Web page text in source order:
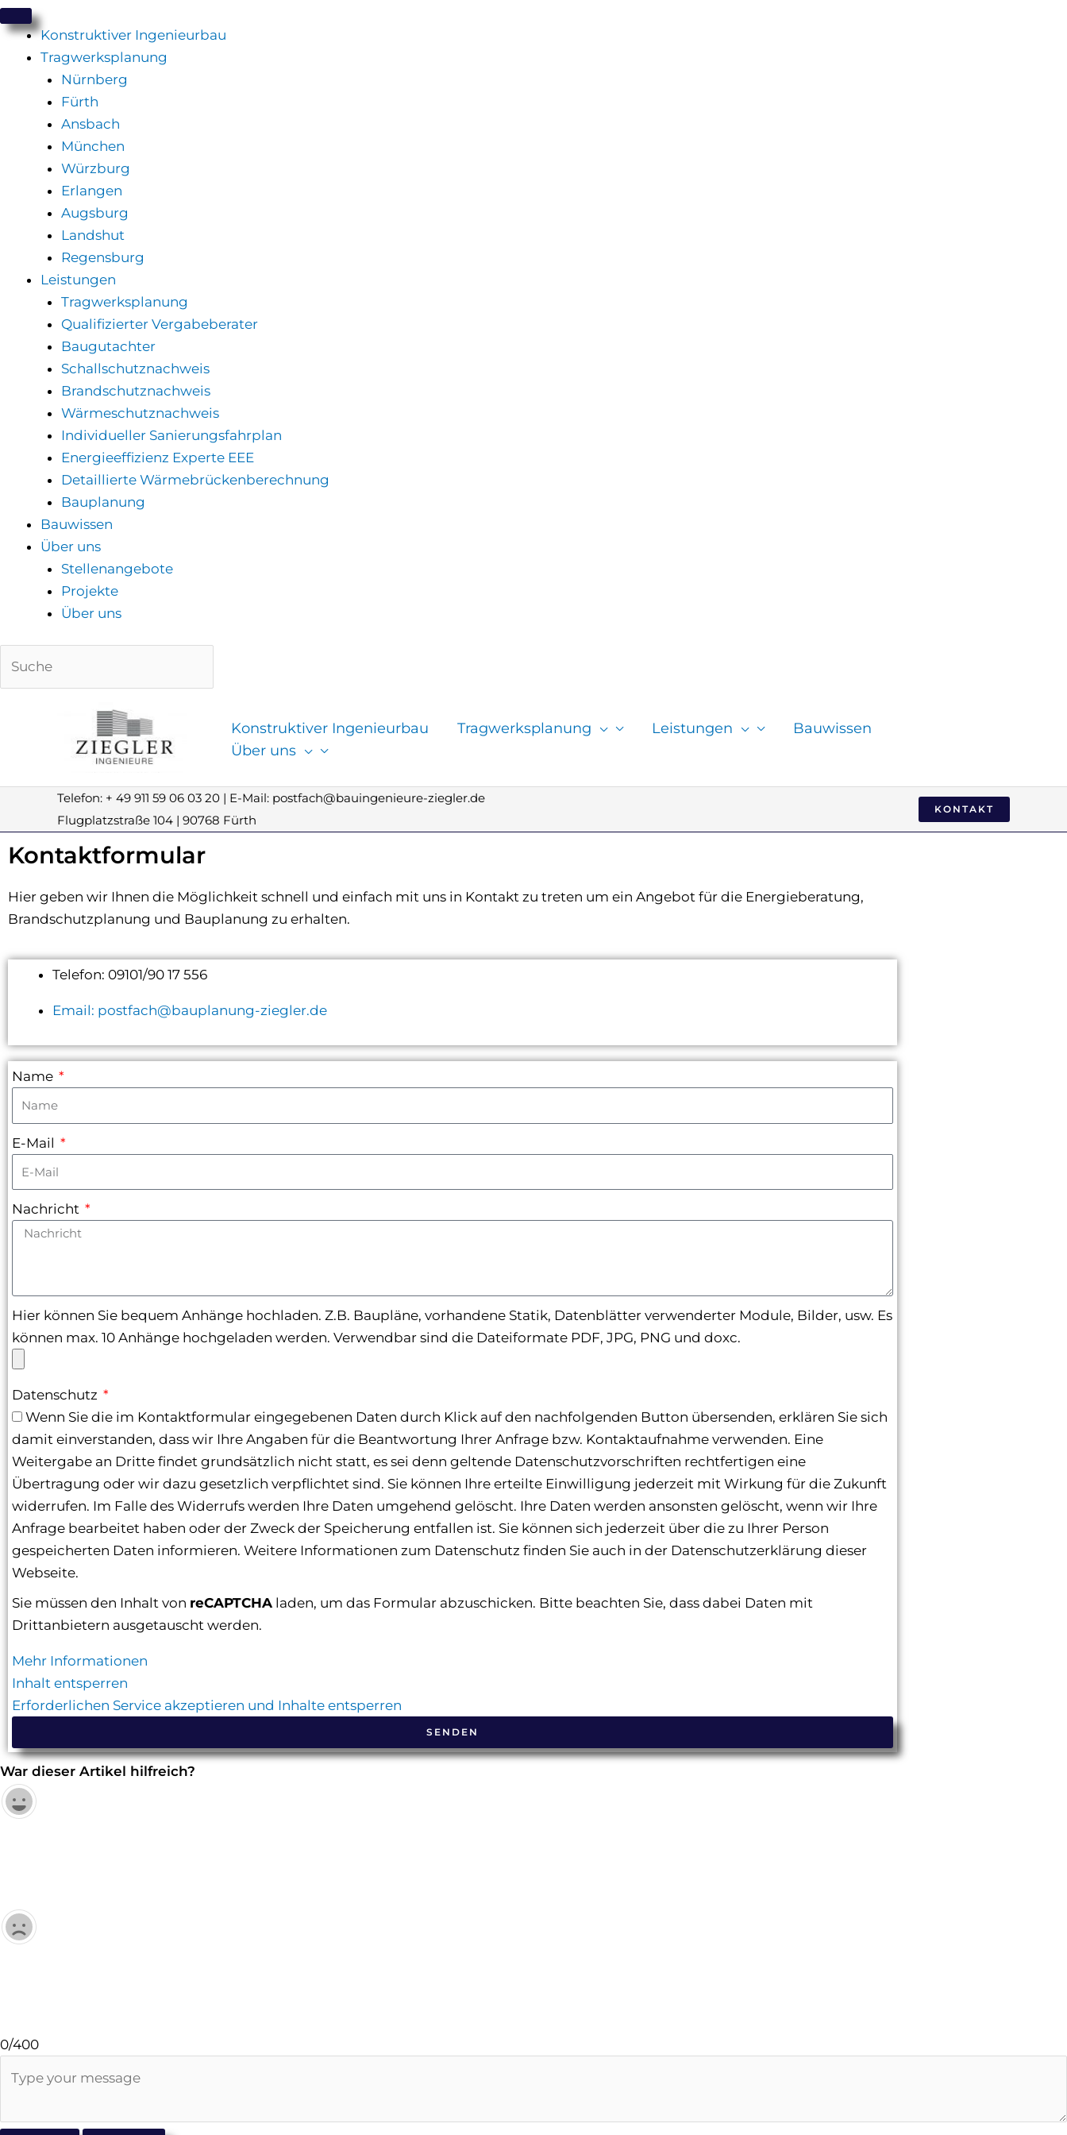
Konstruktiver Ingenieurbau
Tragwerksplanung
Nürnberg
Fürth
Ansbach
München
Würzburg
Erlangen
Augsburg
Landshut
Regensburg
Leistungen
Tragwerksplanung
Qualifizierter Vergabeberater
Baugutachter
Schallschutznachweis
Brandschutznachweis
Wärmeschutznachweis
Individueller Sanierungsfahrplan
Energieeffizienz Experte EEE
Detaillierte Wärmebrückenberechnung
Bauplanung
Bauwissen
Über uns
Stellenangebote
Projekte
Über uns
Zum
Inhalt
springen
Konstruktiver Ingenieurbau Tragwerksplanung Leistungen
Bauwissen
Über uns
Telefon: + 49 911 59 06 03 20 | E-Mail: postfach@bauingenieure-ziegler.de
Flugplatzstraße 104 | 90768 Fürth
KONTAKT
Kontaktformular
Hier geben wir Ihnen die Möglichkeit schnell und einfach mit uns in Kontakt zu treten um ein Angebot für die Energieberatung,
Brandschutzplanung und Bauplanung zu erhalten.
Telefon: 09101/90 17 556
Email: postfach@bauplanung-ziegler.de
Name
E-Mail
Nachricht
Hier können Sie bequem Anhänge hochladen. Z.B. Baupläne, vorhandene Statik, Datenblätter verwenderter Module, Bilder, usw. Es
können max. 10 Anhänge hochgeladen werden. Verwendbar sind die Dateiformate PDF, JPG, PNG und doxc.
Datenschutz
Wenn Sie die im Kontaktformular eingegebenen Daten durch Klick auf den nachfolgenden Button übersenden, erklären Sie sich
damit einverstanden, dass wir Ihre Angaben für die Beantwortung Ihrer Anfrage bzw. Kontaktaufnahme verwenden. Eine
Weitergabe an Dritte findet grundsätzlich nicht statt, es sei denn geltende Datenschutzvorschriften rechtfertigen eine
Übertragung oder wir dazu gesetzlich verpflichtet sind. Sie können Ihre erteilte Einwilligung jederzeit mit Wirkung für die Zukunft
widerrufen. Im Falle des Widerrufs werden Ihre Daten umgehend gelöscht. Ihre Daten werden ansonsten gelöscht, wenn wir Ihre
Anfrage bearbeitet haben oder der Zweck der Speicherung entfallen ist. Sie können sich jederzeit über die zu Ihrer Person
gespeicherten Daten informieren. Weitere Informationen zum Datenschutz finden Sie auch in der Datenschutzerklärung dieser
Webseite.
Sie müssen den Inhalt von reCAPTCHA laden, um das Formular abzuschicken. Bitte beachten Sie, dass dabei Daten mit
Drittanbietern ausgetauscht werden.
Mehr Informationen
Inhalt entsperren
Erforderlichen Service akzeptieren und Inhalte entsperren
SENDEN
War dieser Artikel hilfreich?
0/400